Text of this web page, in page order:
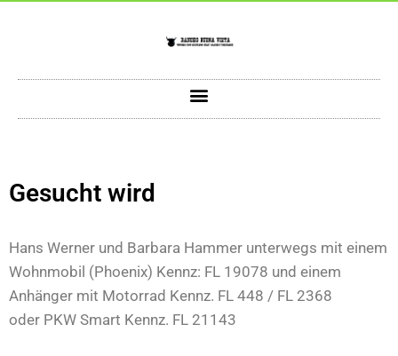
Gesucht wird
Hans Werner und Barbara Hammer unterwegs mit einem
Wohnmobil (Phoenix) Kennz: FL 19078 und einem
Anhänger mit Motorrad Kennz. FL 448 / FL 2368
oder PKW Smart Kennz. FL 21143